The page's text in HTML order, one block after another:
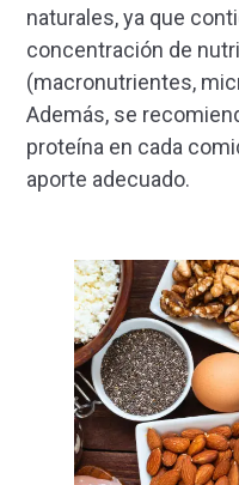
naturales, ya que
concentración de
(macronutrientes,
Además, se
proteína en cada
aporte adecuado.